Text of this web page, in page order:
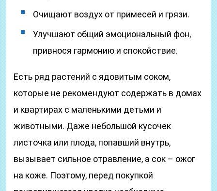
Очищают воздух от примесей и грязи.
Улучшают общий эмоциональный фон,
привнося гармонию и спокойствие.
Есть ряд растений с ядовитым соком,
которые не рекомендуют содержать в домах
и квартирах с маленькими детьми и
животными. Даже небольшой кусочек
листочка или плода, попавший внутрь,
вызывает сильное отравление, а сок – ожог
на коже. Поэтому, перед покупкой